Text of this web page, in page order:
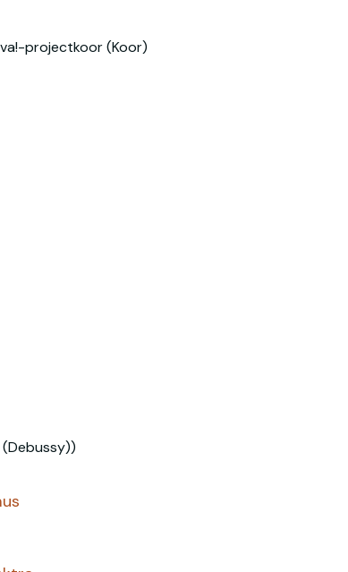
projectkoor (Koor)